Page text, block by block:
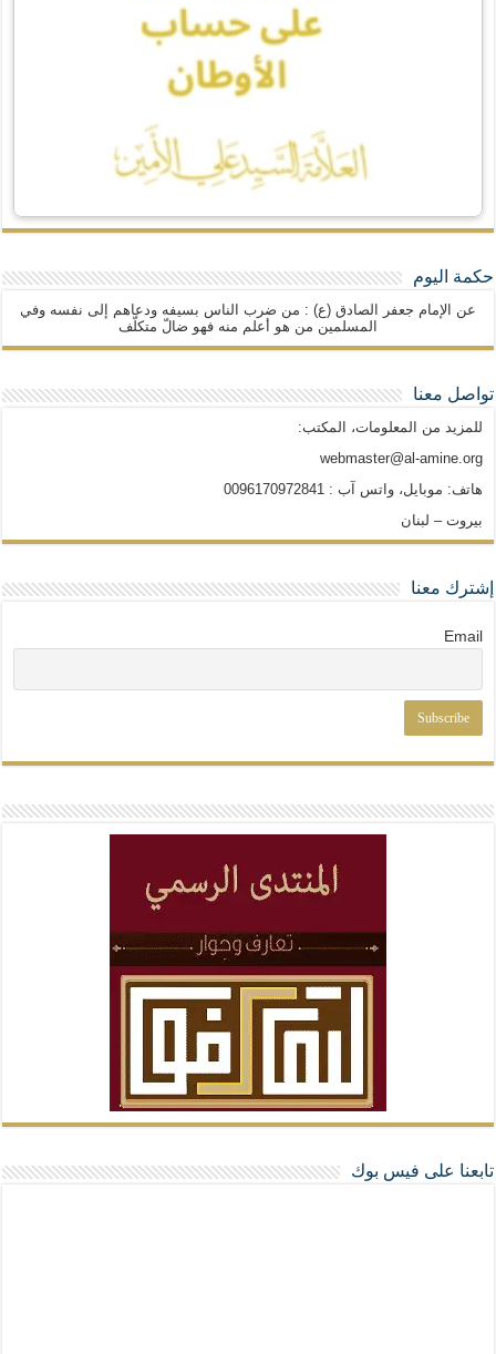
حكمة اليوم
عن الإمام جعفر الصادق (ع) : من ضرب الناس بسيفه ودعاهم إلى نفسه وفي
المسلمين من هو أعلم منه فهو ضالّ متكلّف
تواصل معنا
للمزيد من المعلومات، المكتب:
webmaster@al-amine.org
هاتف: موبايل، واتس آب : 0096170972841
بيروت – لبنان
إشترك معنا
Email
تابعنا على فيس بوك